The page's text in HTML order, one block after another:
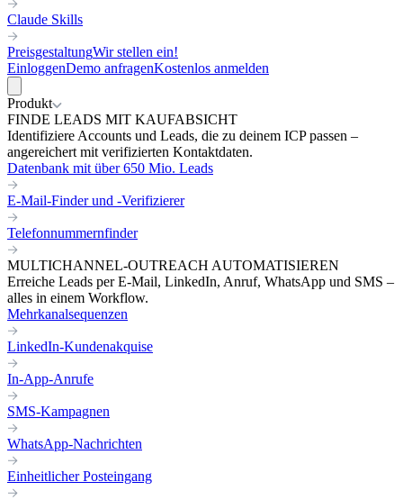
Claude Skills
PreisgestaltungWir stellen ein!
EinloggenDemo anfragenKostenlos anmelden
Produkt
FINDE LEADS MIT KAUFABSICHT
Identifiziere Accounts und Leads, die zu deinem ICP passen –
angereichert mit verifizierten Kontaktdaten.
Datenbank mit über 650 Mio. Leads
E-Mail-Finder und -Verifizierer
Telefonnummernfinder
MULTICHANNEL-OUTREACH AUTOMATISIEREN
Erreiche Leads per E-Mail, LinkedIn, Anruf, WhatsApp und SMS –
alles in einem Workflow.
Mehrkanalsequenzen
LinkedIn-Kundenakquise
In-App-Anrufe
SMS-Kampagnen
WhatsApp-Nachrichten
Einheitlicher Posteingang